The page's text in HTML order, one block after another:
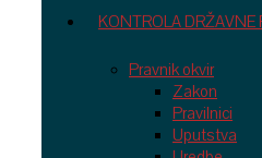
KONTROLA DRŽAVNE
Pravnik okvir
Zakon
Pravilnici
Uputstva